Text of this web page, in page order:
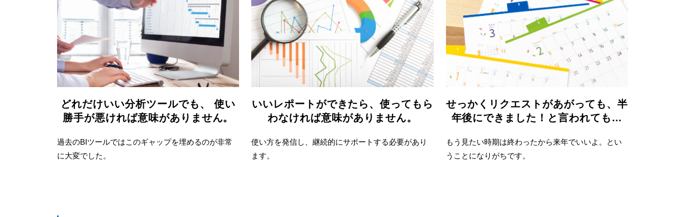
どれだけいい分析ツールでも、 使い
勝手が悪ければ意味がありません。
過去のBIツールではこのギャップを埋めるのが非常
に大変でした。
いいレポートができたら、使ってもら
わなければ意味がありません。
使い方を発信し、継続的にサポートする必要があり
ます。
せっかくリクエストがあがっても、半
年後にできました！と言われても…
もう見たい時期は終わったから来年でいいよ。とい
うことになりがちです。